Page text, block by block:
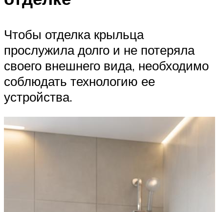
Чтобы отделка крыльца
прослужила долго и не потеряла
своего внешнего вида, необходимо
соблюдать технологию ее
устройства.